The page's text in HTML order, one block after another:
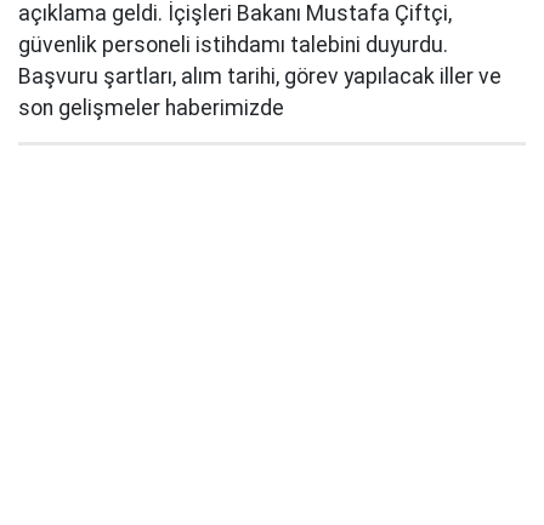
açıklama geldi. İçişleri Bakanı Mustafa Çiftçi,
güvenlik personeli istihdamı talebini duyurdu.
Başvuru şartları, alım tarihi, görev yapılacak iller ve
son gelişmeler haberimizde